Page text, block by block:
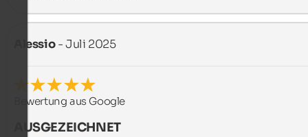
Alessio- Juli 2025
Bewertung aus Google
AUSGEZEICHNET